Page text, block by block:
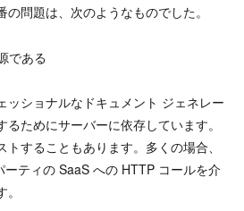
問題は、次のようなものでした。
である
ッショナルなドキュメント ジェネレー
ためにサーバーに依存しています。
することもあります。多くの場合、
ーティの SaaS への HTTP コールを介